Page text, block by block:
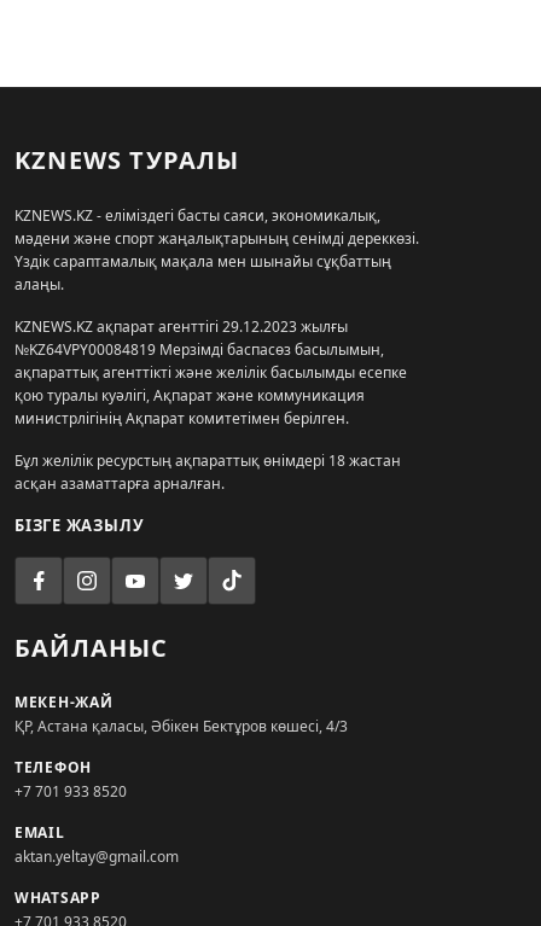
KZNEWS ТУРАЛЫ
KZNEWS.KZ - еліміздегі басты саяси, экономикалық,
мәдени және спорт жаңалықтарының сенімді дереккөзі.
Үздік сараптамалық мақала мен шынайы сұқбаттың
алаңы.
KZNEWS.KZ ақпарат агенттігі 29.12.2023 жылғы
№KZ64VPY00084819 Мерзімді баспасөз басылымын,
ақпараттық агенттікті және желілік басылымды есепке
қою туралы куәлігі, Ақпарат және коммуникация
министрлігінің Ақпарат комитетімен берілген.
Бұл желілік ресурстың ақпараттық өнімдері 18 жастан
асқан азаматтарға арналған.
БІЗГЕ ЖАЗЫЛУ
БАЙЛАНЫС
МЕКЕН-ЖАЙ
ҚР, Астана қаласы, Әбікен Бектұров көшесі, 4/3
ТЕЛЕФОН
+7 701 933 8520
EMAIL
aktan.yeltay@gmail.com
WHATSAPP
+7 701 933 8520